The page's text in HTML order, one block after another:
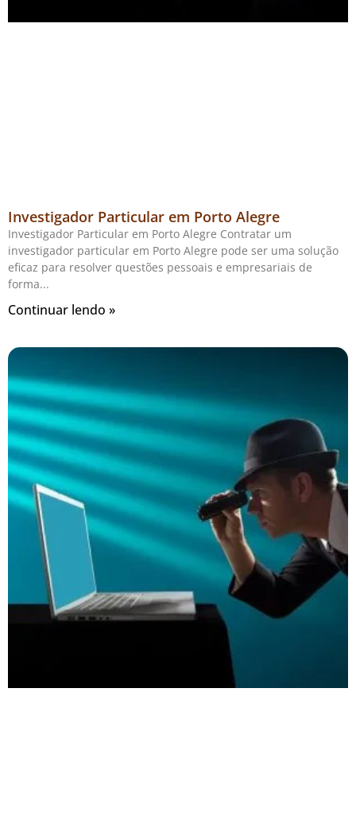
Investigador Particular em Porto Alegre
Investigador Particular em Porto Alegre Contratar um
investigador particular em Porto Alegre pode ser uma solução
eficaz para resolver questões pessoais e empresariais de
forma
Continuar lendo »